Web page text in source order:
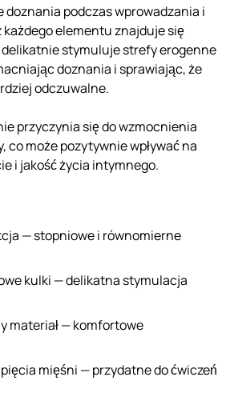
doznania podczas wprowadzania i
elementu znajduje się
stymuluje strefy erogenne
doznania i sprawiając, że
odczuwalne.
przyczynia się do wzmocnienia
co może pozytywnie wpływać na
i jakość życia intymnego.
— stopniowe i równomierne
kulki — delikatna stymulacja
materiał — komfortowe
mięśni — przydatne do ćwiczeń